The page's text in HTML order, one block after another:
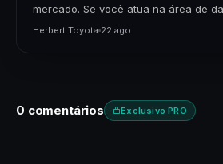
mercado. Se você atua na área de
negócios, apresentar seus projetos…
Herbert Toyota 22 ago
0 comentários Exclusivo PRO